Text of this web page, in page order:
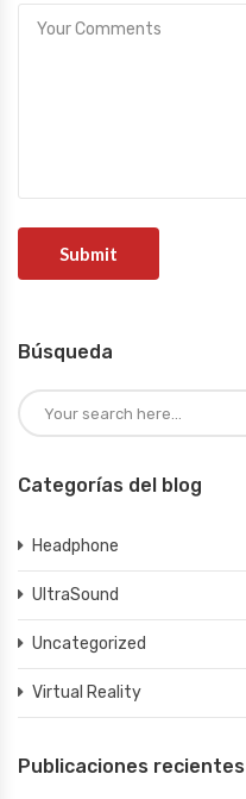
Búsqueda
Categorías del blog
Headphone
UltraSound
Uncategorized
Virtual Reality
Publicaciones recientes